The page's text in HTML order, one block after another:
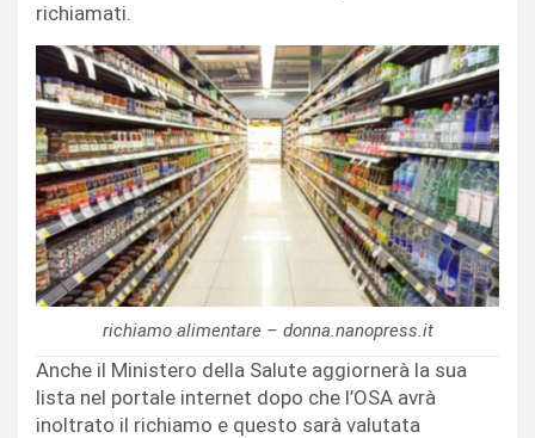
richiamati.
richiamo alimentare – donna.nanopress.it
Anche il Ministero della Salute aggiornerà la sua
lista nel portale internet dopo che l’OSA avrà
inoltrato il richiamo e questo sarà valutata